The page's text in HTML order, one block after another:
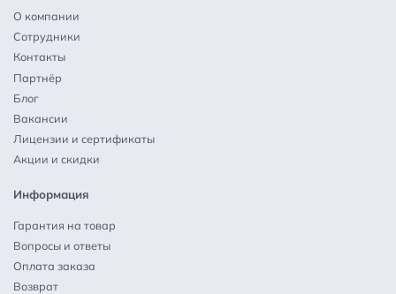
О компании
Сотрудники
Контакты
Партнёр
Блог
Вакансии
Лицензии и сертификаты
Акции и скидки
Информация
Гарантия на товар
Вопросы и ответы
Оплата заказа
Возврат